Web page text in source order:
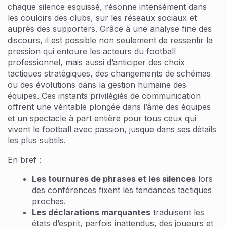
chaque silence esquissé, résonne intensément dans
les couloirs des clubs, sur les réseaux sociaux et
auprès des supporters. Grâce à une analyse fine des
discours, il est possible non seulement de ressentir la
pression qui entoure les acteurs du football
professionnel, mais aussi d’anticiper des choix
tactiques stratégiques, des changements de schémas
ou des évolutions dans la gestion humaine des
équipes. Ces instants privilégiés de communication
offrent une véritable plongée dans l’âme des équipes
et un spectacle à part entière pour tous ceux qui
vivent le football avec passion, jusque dans ses détails
les plus subtils.
En bref :
Les tournures de phrases et les silences lors
des conférences fixent les tendances tactiques
proches.
Les déclarations marquantes traduisent les
états d’esprit, parfois inattendus, des joueurs et